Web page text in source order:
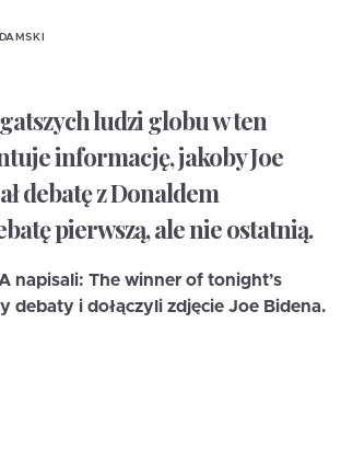
ludzi globu w ten
informację, jakoby Joe
debatę z Donaldem
pierwszą, ale nie ostatnią.
napisali: The winner of tonight’s
debaty i dołączyli zdjęcie Joe Bidena.